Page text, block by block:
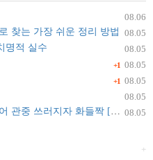
08.06
08.05
찾는 가장 쉬운 정리 방법
08.05
명적 실수
+1 08.05
+1 08.05
08.05
08.05
쓰러지자 화들짝 [자막뉴스]
+